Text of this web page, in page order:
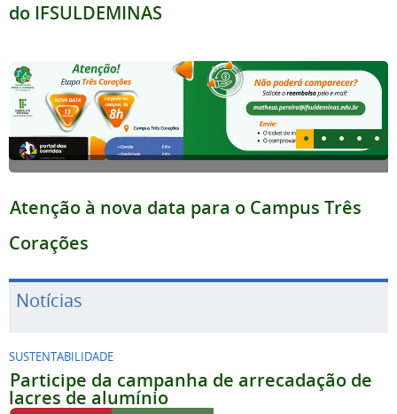
do IFSULDEMINAS
Atenção à nova data para o Campus Três
Corações
Notícias
SUSTENTABILIDADE
Participe da campanha de arrecadação de
lacres de alumínio